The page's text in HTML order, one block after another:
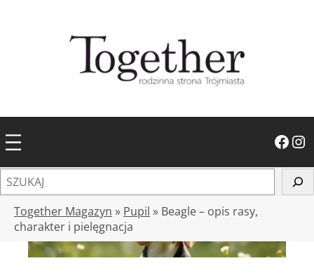
Facebook Instagram
z
Together Magazyn » Pupil » Beagle – opis rasy,
charakter i pielęgnacja